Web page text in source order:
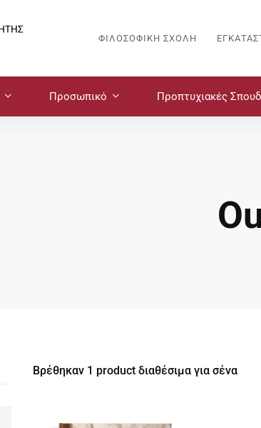
ΦΙΛΟΣΟΦΙΚΗ ΣΧΟΛΗ
Προσωπικό Προπτυχιακές
Βρέθηκαν 1 product διαθέσιμα για σένα